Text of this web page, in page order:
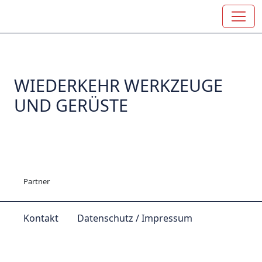
WIEDERKEHR WERKZEUGE
UND GERÜSTE
Partner
Kontakt Datenschutz / Impressum